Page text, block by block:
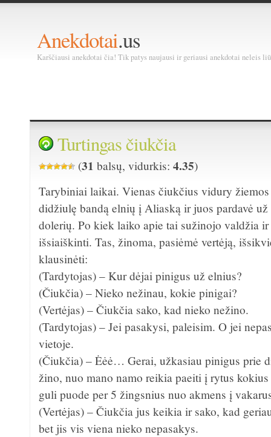
Anekdotai.us
Karščiausi anekdotai čia! Tik patys naujausi ir geriausi anekdotai neleis
Turtingas čiukčia
(31 balsų, vidurkis:4.35)
Tarybiniai laikai. Vienas čiukčius vidury žiemos
didžiulę bandą elnių į Aliaską ir juos pardavė
dolerių. Po kiek laiko apie tai sužinojo valdžia
išsiaiškinti. Tas, žinoma, pasiėmė vertėją,
klausinėti:
(Tardytojas) – Kur dėjai pinigus už elnius?
(Čiukčia) – Nieko nežinau, kokie pinigai?
(Vertėjas) – Čiukčia sako, kad nieko nežino.
(Tardytojas) – Jei pasakysi, paleisim. O jei
vietoje.
(Čiukčia) – Ėėė… Gerai, užkasiau pinigus prie
žino, nuo mano namo reikia paeiti į rytus
guli puode per 5 žingsnius nuo akmens į
(Vertėjas) – Čiukčia jus keikia ir sako, kad
bet jis vis viena nieko nepasakys.